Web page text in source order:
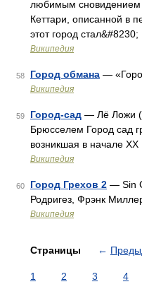
любимым сновидением
Кеттари, описанной в
этот город стал&#8230;
Википедия
58 Город обмана —
Википедия
59 Город-сад — Лё Ложи
Брюсселем Город сад
возникшая в начале
Википедия
60 Город Грехов 2 — Sin
Родригез, Фрэнк
Википедия
Страницы ←
1 2 3 4